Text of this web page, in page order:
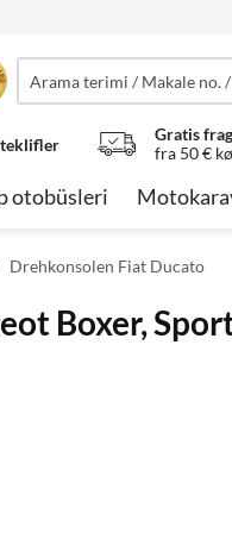
Gratis
fra 50 €
otobüsleri
Drehkonsolen Fiat Ducato
Boxer,